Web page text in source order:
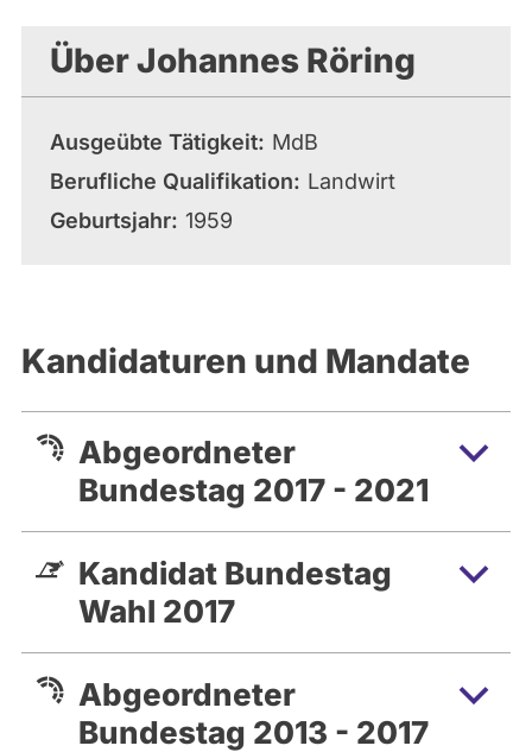
Über Johannes Röring
Ausgeübte Tätigkeit
MdB
Berufliche Qualifikation
Landwirt
Geburtsjahr 1959
Kandidaturen und Mandate
Abgeordneter
Bundestag 2017 - 2021
Kandidat Bundestag
Wahl 2017
Abgeordneter
Bundestag 2013 - 2017